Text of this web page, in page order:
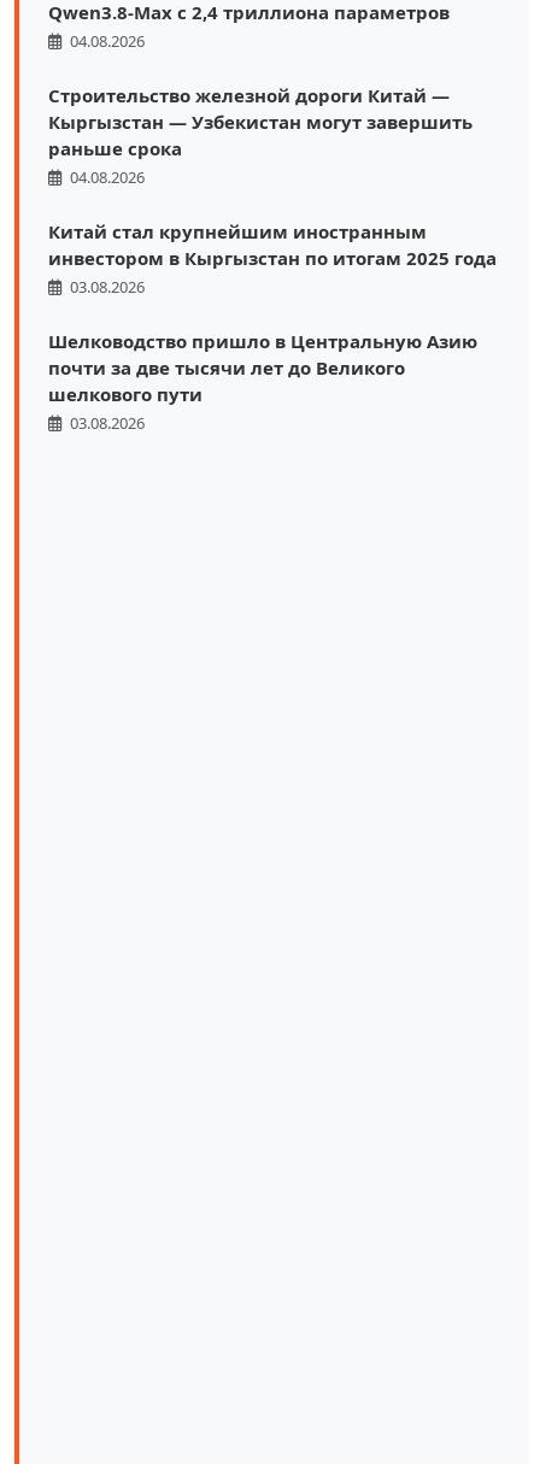
Qwen3.8-Max с 2,4 триллиона параметров
04.08.2026
Строительство железной дороги Китай —
Кыргызстан — Узбекистан могут завершить
раньше срока
04.08.2026
Китай стал крупнейшим иностранным
инвестором в Кыргызстан по итогам 2025 года
03.08.2026
Шелководство пришло в Центральную Азию
почти за две тысячи лет до Великого
шелкового пути
03.08.2026